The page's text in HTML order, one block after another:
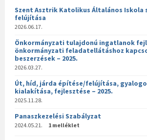
Szent Asztrik Katolikus Általános Iskola
felújítása
2026.06.17.
Önkormányzati tulajdonú ingatlanok
önkormányzati feladatellátáshoz
beszerzések – 2025.
2026.03.27.
Út, híd, járda építése/felújítása,
kialakítása, fejlesztése – 2025.
2025.11.28.
Panaszkezelési Szabályzat
2024.05.21. 1 melléklet